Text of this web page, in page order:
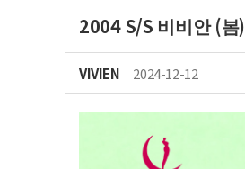
2004 S/S 비비안 (봄)
VIVIEN 2024-12-12